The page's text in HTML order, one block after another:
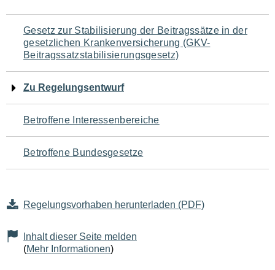
Navigation
für
den
Seiteninhalt
Gesetz zur Stabilisierung der Beitragssätze in der
gesetzlichen Krankenversicherung (GKV-
Beitragssatzstabilisierungsgesetz)
Zu Regelungsentwurf
Betroffene Interessenbereiche
Betroffene Bundesgesetze
Regelungsvorhaben herunterladen (PDF)
Inhalt dieser Seite melden
(Mehr Informationen)